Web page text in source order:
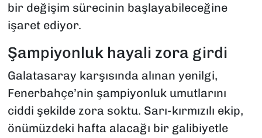
bir değişim sürecinin başlayabileceğine
işaret ediyor.
Şampiyonluk hayali zora girdi
Galatasaray karşısında alınan yenilgi,
Fenerbahçe’nin şampiyonluk umutlarını
ciddi şekilde zora soktu. Sarı-kırmızılı ekip,
önümüzdeki hafta alacağı bir galibiyetle